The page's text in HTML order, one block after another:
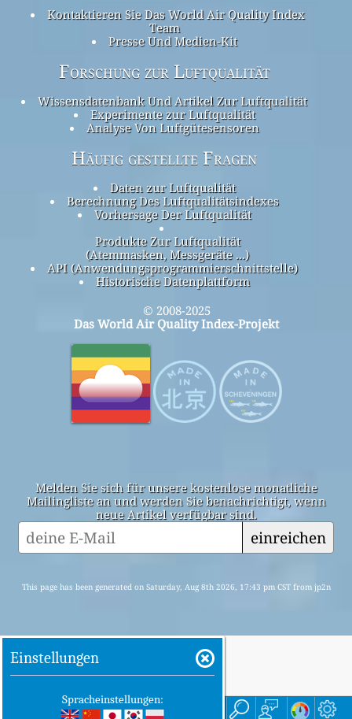
Startseite
Kontaktieren Sie Das World Air Quality Index
Team
Presse Und Medien-Kit
Forschung zur Luftqualität
Wissensdatenbank Und Artikel Zur Luftqualität
Experimente zur Luftqualität
Analyse Von Luftgütesensoren
Häufig gestellte Fragen
Daten zur Luftqualität
Berechnung Des Luftqualitätsindexes
Vorhersage Der Luftqualität
Produkte Zur Luftqualität
(Atemmasken, Messgeräte ...)
API (Anwendungsprogrammierschnittstelle)
Historische Datenplattform
© 2008-2025
Das World Air Quality Index-Projekt
Melden Sie sich für unsere kostenlose monatliche
Mailingliste an und werden Sie benachrichtigt, wenn
neue Artikel verfügbar sind.
einreichen
This page has been generated on Saturday, Aug 8th 2026, 17:43 pm CST from jp2n
Einstellungen
Spracheinstellungen: